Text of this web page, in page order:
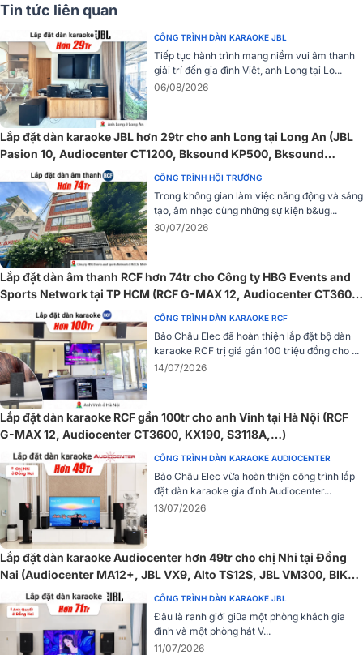
Hệ sống giảm chấn
Hệ số giảm chấn ≥ 500 cho thấy khả năng kiểm soát loa xuất sắc,
cục đẩy 4 kênh Audiocenter T4800 giúp âm bass mạnh mẽ và gọn
gàng hơn. Điều này đặc biệt quan trọng trong các hệ thống âm
thanh sống động, nơi yêu cầu độ chính xác cao trong việc tái tạo
âm thanh.
Mạch Class D tiên tiến
Cục đẩy Audiocenter Artist T4800 sử dụng mạch khuếch đại Class
D, nổi bật với hiệu suất cao và kích thước gọn nhẹ. Công nghệ này
cho phép chuyển đổi tín hiệu âm thanh thành xung nhịp, mang lại
công suất đầu ra mạnh mẽ mà không tiêu tốn quá nhiều năng lượng.
Nhờ đó, Artist T4800 hoạt động bền bỉ mà không gặp vấn đề quá
nhiệt, đồng thời đảm bảo chất lượng âm thanh rõ ràng và chính
xác.
Bảo vệ toàn diện
Cục đẩy 4 kênh Audiocenter Artist T4800 được trang bị hệ thống
bảo vệ đa lớp, đảm bảo an toàn và độ bền cho thiết bị. Các tính
năng bảo vệ bao gồm bảo vệ DC và ngắn mạch, giúp ngăn ngừa hư
hỏng do điện áp không ổn định.
Tin tức liên quan
CÔNG TRÌNH DÀN KARAOKE JBL
Tiếp tục hành trình mang niềm vui âm thanh
giải trí đến gia đình Việt, anh Long tại Lo...
06/08/2026
Lắp đặt dàn karaoke JBL hơn 29tr cho anh Long tại Long An (JBL
Pasion 10, Audiocenter CT1200, Bksound KP500, Bksound
SW212, BCE U900 Plus X)
CÔNG TRÌNH HỘI TRƯỜNG
Trong không gian làm việc năng động và sáng
tạo, âm nhạc cùng những sự kiện b&ug...
30/07/2026
Lắp đặt dàn âm thanh RCF hơn 74tr cho Công ty HBG Events and
Sports Network tại TP HCM (RCF G-MAX 12, Audiocenter CT3600,
JBL VX9...)
CÔNG TRÌNH DÀN KARAOKE RCF
Bảo Châu Elec đã hoàn thiện lắp đặt bộ dàn
karaoke RCF trị giá gần 100 triệu đồng cho ...
14/07/2026
Lắp đặt dàn karaoke RCF gần 100tr cho anh Vinh tại Hà Nội (RCF
G-MAX 12, Audiocenter CT3600, KX190, S3118A,…)
CÔNG TRÌNH DÀN KARAOKE AUDIOCENTER
Bảo Châu Elec vừa hoàn thiện công trình lắp
đặt dàn karaoke gia đình Audiocenter...
13/07/2026
Lắp đặt dàn karaoke Audiocenter hơn 49tr cho chị Nhi tại Đồng
Nai (Audiocenter MA12+, JBL VX9, Alto TS12S, JBL VM300, BIK
LH-PS80)
CÔNG TRÌNH DÀN KARAOKE JBL
Đâu là ranh giới giữa một phòng khách gia
đình và một phòng hát V...
11/07/2026